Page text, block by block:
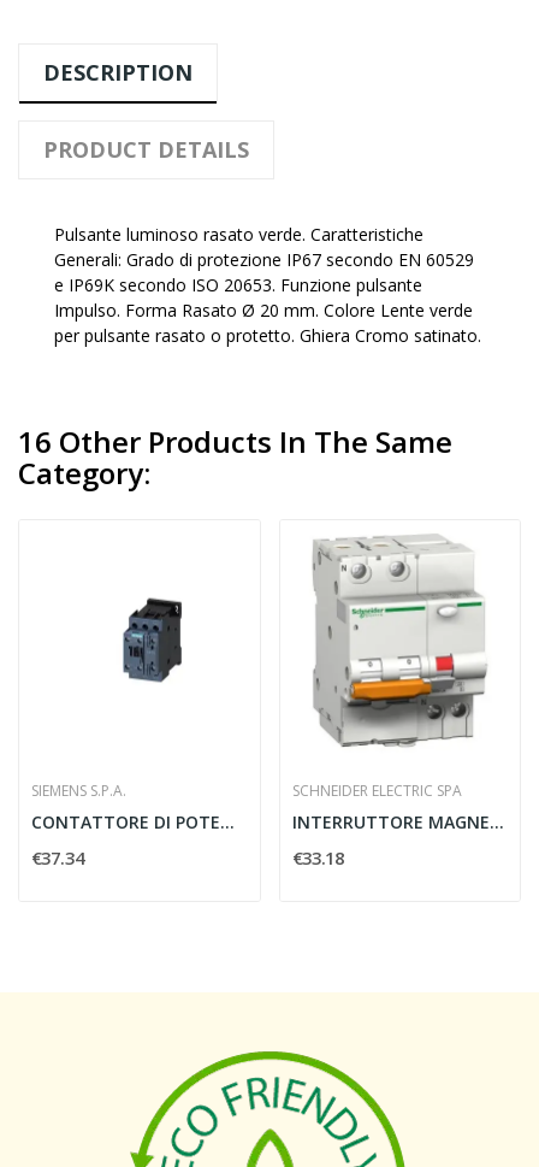
DESCRIPTION
PRODUCT DETAILS
Pulsante luminoso rasato verde. Caratteristiche
Generali: Grado di protezione IP67 secondo EN 60529
e IP69K secondo ISO 20653. Funzione pulsante
Impulso. Forma Rasato Ø 20 mm. Colore Lente verde
per pulsante rasato o protetto. Ghiera Cromo satinato.
16 Other Products In The Same
Category:
SIEMENS S.P.A.
CONTATTORE DI POTENZA 5.5 KW 1L 1R AC 24V -...
€37.34
SCHNEIDER ELECTRIC SPA
INTERRUTTORE MAGNETOTERMICO DIFFERENZIALE...
€33.18